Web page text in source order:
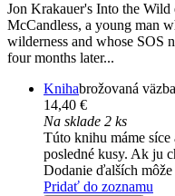
Jon Krakauer's Into the
McCandless, a young man
wilderness and whose SOS
four months later...
Knihabrožovaná väzba
14,40 €
Na sklade 2 ks
Túto knihu máme síce
posledné kusy. Ak ju
Dodanie ďalších
Pridať do zoznamu